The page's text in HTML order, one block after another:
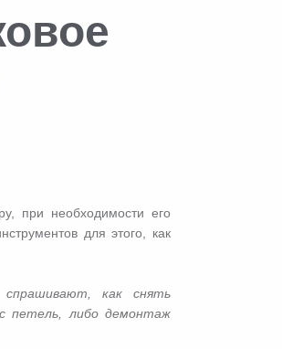
при необходимости его
для этого, как
как снять
петель, либо демонтаж